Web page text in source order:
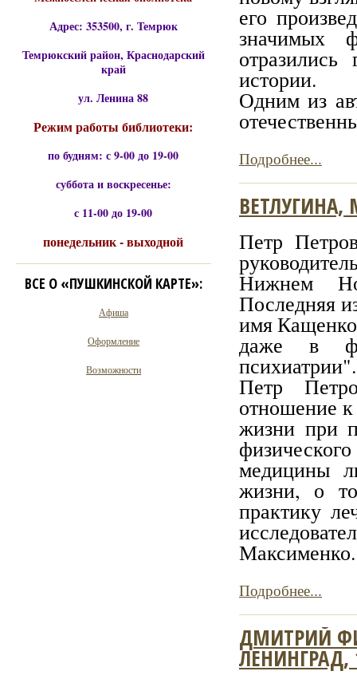
его
значимых
истории.
Одним из
Подробнее...
Петр
Нижнем
Последняя
имя
даже в
Петр
отношение
жизни при
медицины
жизни, о
практику
Максименко.
Подробнее...
ДМИТРИЙ
ЛЕНИНГРАД,
Адрес: 353500, г. Темрюк
Темрюкский район, Краснодарский
край
ул. Ленина 88
Режим работы библиотеки:
по будням: с 9-00 до 19-00
суббота и воскресенье:
с 11-00 до 19-00
понедельник - выходной
ВСЕ О «ПУШКИНСКОЙ КАРТЕ»:
Афиша
Оформление
Возможности